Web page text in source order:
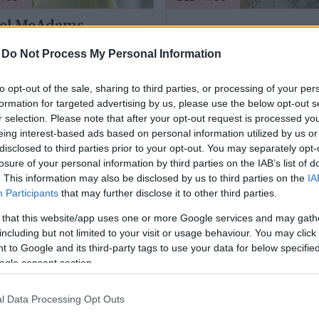
Do Not Process My Personal Information
opt-out of the sale, sharing to third parties, or processing of your
for targeted advertising by us, please use the below opt-out
selection. Please note that after your opt-out request is processed
interest-based ads based on personal information utilized by us
to third parties prior to your opt-out. You may separately
of your personal information by third parties on the IAB’s list of
This information may also be disclosed by us to third parties on the
Participants that may further disclose it to other third parties.
that this website/app uses one or more Google services and may
but not limited to your visit or usage behaviour. You may
to Google and its third-party tags to use your data for below
consent section.
Data Processing Opt Outs
McAdams
fotókon mutatta
hónaljszőrét: „Ez az
mondtak a
SZTÁROK